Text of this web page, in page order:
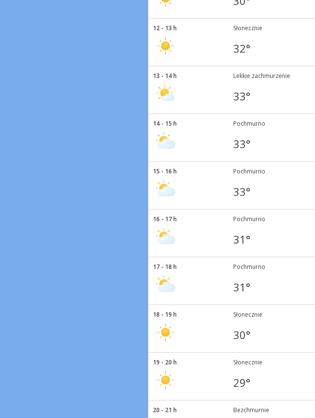
12 - 13 h Słonecznie
32°
13 - 14 h Lekkie zachmurzenie
33°
14 - 15 h Pochmurno
33°
15 - 16 h Pochmurno
33°
16 - 17 h Pochmurno
31°
17 - 18 h Pochmurno
31°
18 - 19 h Słonecznie
30°
19 - 20 h Słonecznie
29°
20 - 21 h Bezchmurnie